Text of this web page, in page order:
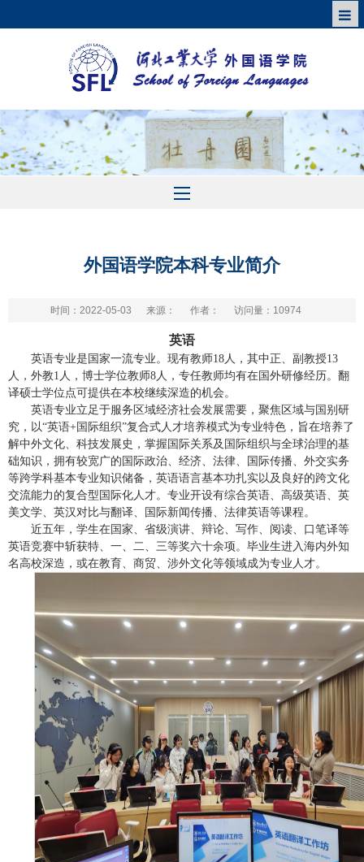
外国语学院本科专业简介
时间：2022-05-03 来源： 作者： 访问量： 10974
英语
英语专业是国家一流专业。现有教师1 8 人，其中正、副教授13
人，外教1人，博士学位教师8 人，专任教师均有在国外研修经历。翻
译硕士学位点可提供在本校继续深造的机会。
英语专业立足于服务区域经济社会发展需要， 聚焦区域与国别研
究， 以“英语+ 国际组织”复合式人才培养模式为专业特色， 旨在培养了
解中外文化、科技发展史，掌握国际关系及国际组织与全球治理的基
础知识，拥有较宽广的国际政治、经济、法律、国际传播、外交实务
等跨学科基本专业知识储备，英语语言基本功扎实以及良好的跨文化
交流能力的复合型国际化 人才。 专业开设有综合英语、高级英语、英
美文学、 英汉对比与翻译 国际新闻传播
法律英语等课程。
近五年，学生在国家、省级演讲、辩论、写作、阅读、口笔译等
英语竞赛中斩获特、一、二、三等奖六十余项。毕业生进入海内外知
名高校深造，或在教育、商贸、涉外文化等领域成为专业人才。